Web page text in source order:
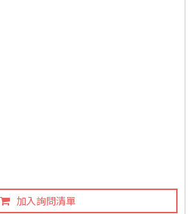
加入詢問清單